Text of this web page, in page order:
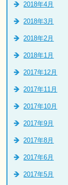
2018年4月
2018年3月
2018年2月
2018年1月
2017年12月
2017年11月
2017年10月
2017年9月
2017年8月
2017年6月
2017年5月